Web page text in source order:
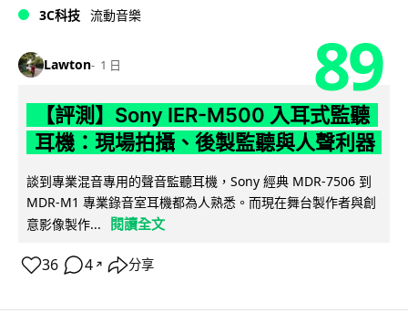
3C科技 流動音樂
Lawton 1 日 89
【評測】Sony IER-M500 入耳式監聽
耳機：現場拍攝、後製監聽與人聲利器
談到專業混音專用的聲音監聽耳機，Sony 經典 MDR-7506 到
MDR-M1 專業錄音室耳機都為人熟悉。而現在舞台製作者與創
意影像製作...
閱讀全文
36 4 ↗ 分享